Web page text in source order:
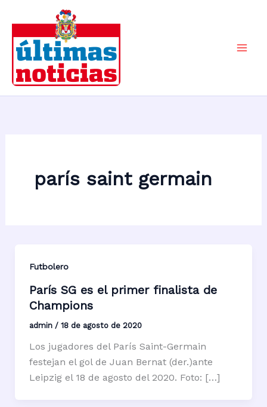
contenido
parís saint germain
Futbolero
París SG es el primer finalista de
Champions
admin / 18 de agosto de 2020
Los jugadores del París Saint-Germain
festejan el gol de Juan Bernat (der.)ante
Leipzig el 18 de agosto del 2020. Foto: […]